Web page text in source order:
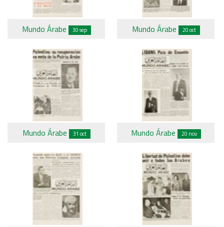
Mundo Árabe 30 sep Mundo Árabe 20 oct
Mundo Árabe 31 oct Mundo Árabe 20 nov